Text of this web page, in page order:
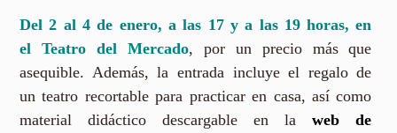
Del 2 al 4 de enero, a las 17 y a las 19 horas, en
el Teatro del Mercado, por un precio más que
asequible. Además, la entrada incluye el regalo de
un teatro recortable para practicar en casa, así como
material didáctico descargable en laweb de